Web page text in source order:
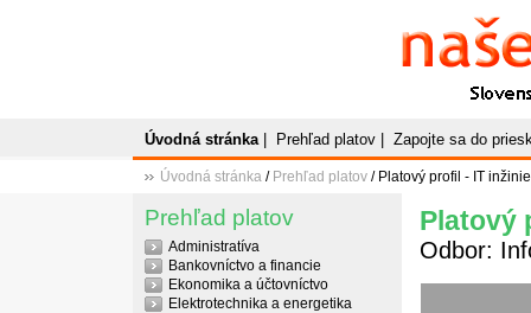
Naše
Slovenský
Úvodná stránka| Prehľad platov Zapojte sa do
Úvodná stránka / Prehľad platov / Platový profil - IT
Prehľad platov
Administratíva
Bankovníctvo a financie
Ekonomika a účtovníctvo
Elektrotechnika a energetika
Platový
Odbor: